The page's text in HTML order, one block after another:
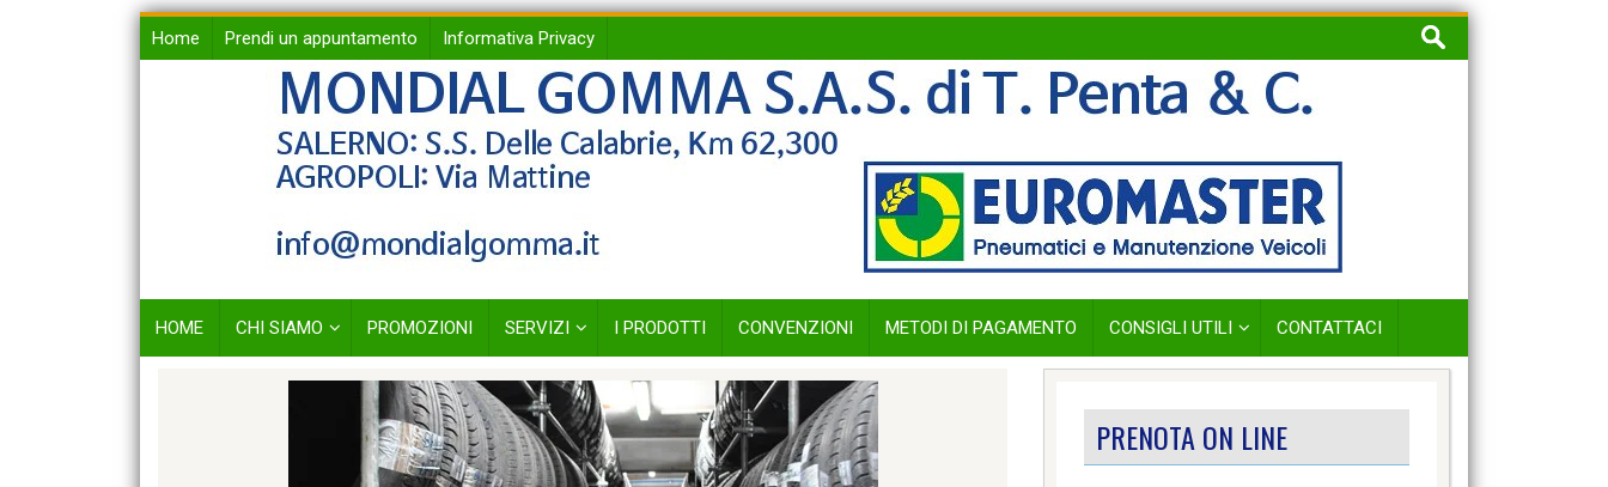
Skip
to
Home Prendi un appuntamento Informativa Privacy
Ricerca
per:
HOME CHI SIAMO PROMOZIONI SERVIZI I PRODOTTI CONVENZIONI METODI DI PAGAMENTO CONSIGLI UTILI CONTATTACI
PRENOTA ON LINE